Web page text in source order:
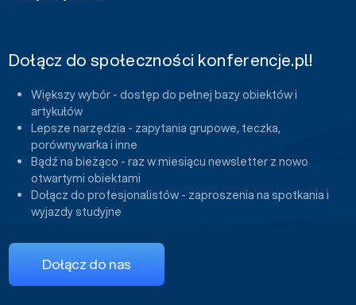
Dołącz do społeczności konferencje.pl!
Większy wybór - dostęp do pełnej bazy obiektów i
artykułów
Lepsze narzędzia - zapytania grupowe, teczka,
porównywarka i inne
Bądź na bieżąco - raz w miesiącu newsletter z nowo
otwartymi obiektami
Dołącz do profesjonalistów - zaproszenia na spotkania i
wyjazdy studyjne
Dołącz do nas